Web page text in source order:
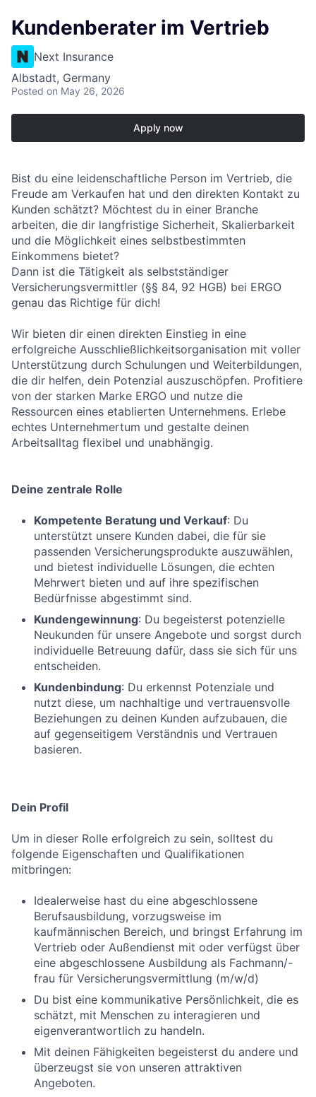
Kundenberater im Vertrieb
Next Insurance
Albstadt, Germany
Posted on May 26, 2026
Apply now
Bist du eine leidenschaftliche Person im Vertrieb, die
Freude am Verkaufen hat und den direkten Kontakt zu
Kunden schätzt? Möchtest du in einer Branche
arbeiten, die dir langfristige Sicherheit, Skalierbarkeit
und die Möglichkeit eines selbstbestimmten
Einkommens bietet?
Dann ist die Tätigkeit als selbstständiger
Versicherungsvermittler (§§ 84, 92 HGB) bei ERGO
genau das Richtige für dich!
Wir bieten dir einen direkten Einstieg in eine
erfolgreiche Ausschließlichkeitsorganisation mit voller
Unterstützung durch Schulungen und Weiterbildungen,
die dir helfen, dein Potenzial auszuschöpfen. Profitiere
von der starken Marke ERGO und nutze die
Ressourcen eines etablierten Unternehmens. Erlebe
echtes Unternehmertum und gestalte deinen
Arbeitsalltag flexibel und unabhängig.
Deine zentrale Rolle
Kompetente Beratung und Verkauf: Du
unterstützt unsere Kunden dabei, die für sie
passenden Versicherungsprodukte auszuwählen,
und bietest individuelle Lösungen, die echten
Mehrwert bieten und auf ihre spezifischen
Bedürfnisse abgestimmt sind.
Kundengewinnung: Du begeisterst potenzielle
Neukunden für unsere Angebote und sorgst durch
individuelle Betreuung dafür, dass sie sich für uns
entscheiden.
Kundenbindung: Du erkennst Potenziale und
nutzt diese, um nachhaltige und vertrauensvolle
Beziehungen zu deinen Kunden aufzubauen, die
auf gegenseitigem Verständnis und Vertrauen
basieren.
Dein Profil
Um in dieser Rolle erfolgreich zu sein, solltest du
folgende Eigenschaften und Qualifikationen
mitbringen:
Idealerweise hast du eine abgeschlossene
Berufsausbildung, vorzugsweise im
kaufmännischen Bereich, und bringst Erfahrung im
Vertrieb oder Außendienst mit oder verfügst über
eine abgeschlossene Ausbildung als Fachmann/-
frau für Versicherungsvermittlung (m/w/d)
Du bist eine kommunikative Persönlichkeit, die es
schätzt, mit Menschen zu interagieren und
eigenverantwortlich zu handeln.
Mit deinen Fähigkeiten begeisterst du andere und
überzeugst sie von unseren attraktiven
Angeboten.